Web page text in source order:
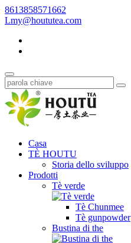
8613858571662
Lmy@hoututea.com
Casa
TÈ HOUTU
Storia dello sviluppo
Prodotti
Tè verde
Tè Chunmee
Tè gunpowder
Bustina di the